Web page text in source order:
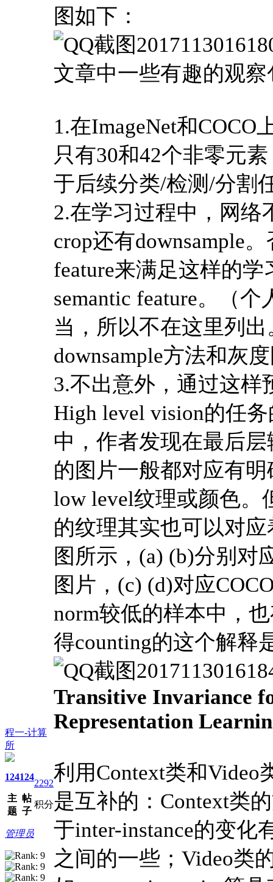
程一-计算
所
124
主
题
124
帖
子
2292
积分
管理员
图如下：
文章中一些有趣的观察
1.在ImageNet和
只有30和42个非零元
于后续分类/检测/分割
2.在学习过程中，网络
crop还有downsample
feature来满足这样的
semantic feature。（
当，所以不在这里列
downsample方法和灰
3.不出意外，通过这样
High level vision的任
中，作者发现在最后层
的图片一般都对应有
low level纹理或颜色。
的纹理其实也可以对
图所示，(a) (b)分别对
图片，(c) (d)对应
norm较低的样本中，
得counting的这个解释
Transitive Invariance
Representation
利用Context类和Video
是互补的：Context类
于inter-instance的变化
之间的一些；Video类